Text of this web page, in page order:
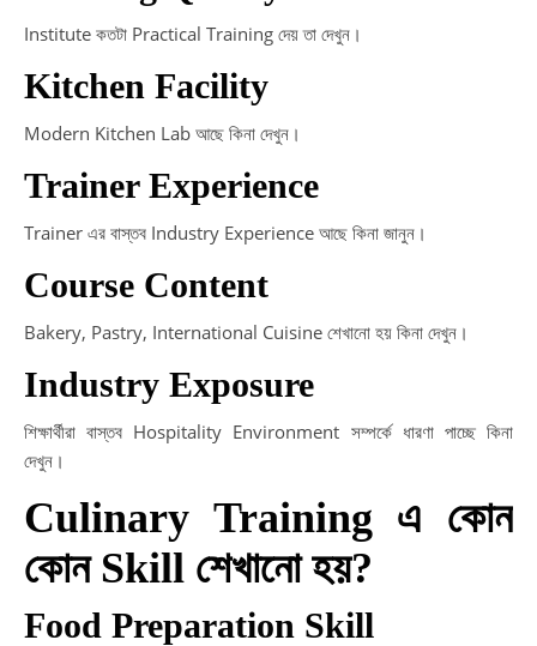
Institute কতটা Practical Training দেয় তা দেখুন।
Kitchen Facility
Modern Kitchen Lab আছে কিনা দেখুন।
Trainer Experience
Trainer এর বাস্তব Industry Experience আছে কিনা জানুন।
Course Content
Bakery, Pastry, International Cuisine শেখানো হয় কিনা দেখুন।
Industry Exposure
শিক্ষার্থীরা বাস্তব Hospitality Environment সম্পর্কে ধারণা পাচ্ছে কিনা
দেখুন।
Culinary Training এ কোন
কোন Skill শেখানো হয়?
Food Preparation Skill